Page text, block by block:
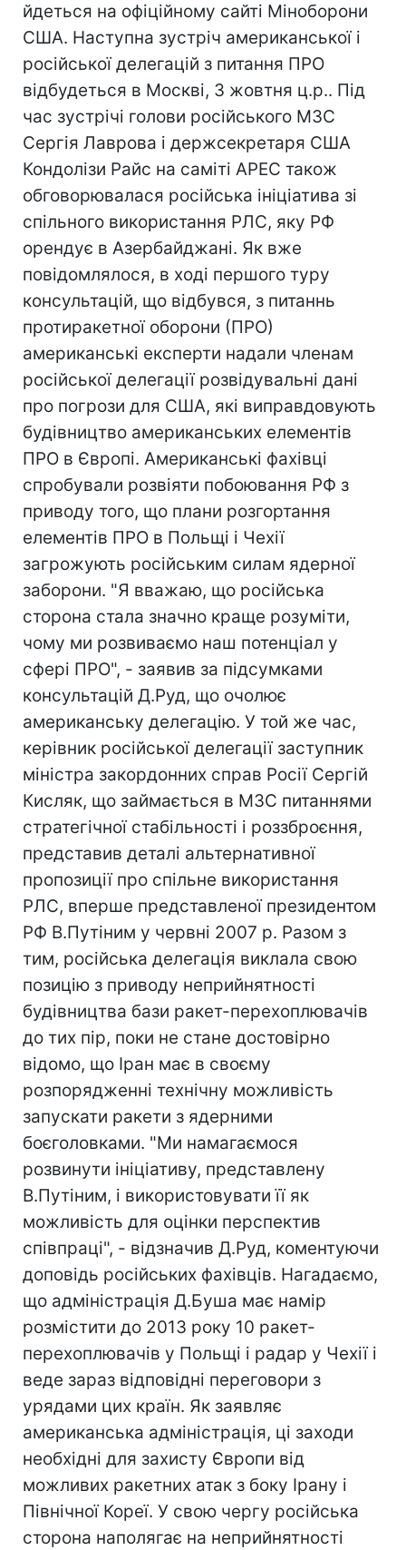
йдеться на офіційному сайті Міноборони
США. Наступна зустріч американської і
російської делегацій з питання ПРО
відбудеться в Москві, 3 жовтня ц.р.. Під
час зустрічі голови російського МЗС
Сергія Лаврова і держсекретаря США
Кондолізи Райс на саміті APEC також
обговорювалася російська ініціатива зі
спільного використання РЛС, яку РФ
орендує в Азербайджані. Як вже
повідомлялося, в ході першого туру
консультацій, що відбувся, з питаннь
протиракетної оборони (ПРО)
американські експерти надали членам
російської делегації розвідувальні дані
про погрози для США, які виправдовують
будівництво американських елементів
ПРО в Європі. Американські фахівці
спробували розвіяти побоювання РФ з
приводу того, що плани розгортання
елементів ПРО в Польщі і Чехії
загрожують російським силам ядерної
заборони. "Я вважаю, що російська
сторона стала значно краще розуміти,
чому ми розвиваємо наш потенціал у
сфері ПРО", - заявив за підсумками
консультацій Д.Руд, що очолює
американську делегацію. У той же час,
керівник російської делегації заступник
міністра закордонних справ Росії Сергій
Кисляк, що займається в МЗС питаннями
стратегічної стабільності і роззброєння,
представив деталі альтернативної
пропозиції про спільне використання
РЛС, вперше представленої президентом
РФ В.Путіним у червні 2007 р. Разом з
тим, російська делегація виклала свою
позицію з приводу неприйнятності
будівництва бази ракет-перехоплювачів
до тих пір, поки не стане достовірно
відомо, що Іран має в своєму
розпорядженні технічну можливість
запускати ракети з ядерними
боєголовками. "Ми намагаємося
розвинути ініціативу, представлену
В.Путіним, і використовувати її як
можливість для оцінки перспектив
співпраці", - відзначив Д.Руд, коментуючи
доповідь російських фахівців. Нагадаємо,
що адміністрація Д.Буша має намір
розмістити до 2013 року 10 ракет-
перехоплювачів у Польщі і радар у Чехії і
веде зараз відповідні переговори з
урядами цих країн. Як заявляє
американська адміністрація, ці заходи
необхідні для захисту Європи від
можливих ракетних атак з боку Ірану і
Північної Кореї. У свою чергу російська
сторона наполягає на неприйнятності